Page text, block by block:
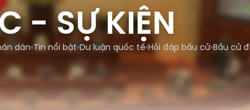
- SỰ KIỆN
dân Tin nổi bật Dư luận quốc tế Hỏi đáp bầu cử Bầu cử